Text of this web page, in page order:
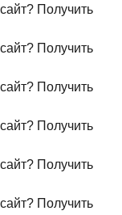
Получить
Получить
Получить
Получить
Получить
Получить